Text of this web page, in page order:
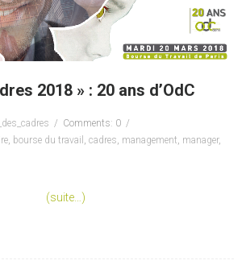
2018 » : 20 ans d’OdC
Comments: 0
, bourse du travail , cadres, management, manager,
(suite…)